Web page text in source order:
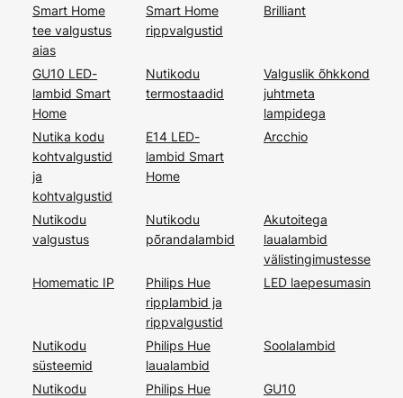
Smart Home
tee valgustus
aias
Smart Home
rippvalgustid
Brilliant
GU10 LED-
lambid Smart
Home
Nutikodu
termostaadid
Valguslik õhkkond
juhtmeta
lampidega
Nutika kodu
kohtvalgustid
ja
kohtvalgustid
E14 LED-
lambid Smart
Home
Arcchio
Nutikodu
valgustus
Nutikodu
põrandalambid
Akutoitega
laualambid
välistingimustesse
Homematic IP
Philips Hue
ripplambid ja
rippvalgustid
LED laepesumasin
Nutikodu
süsteemid
Philips Hue
laualambid
Soolalambid
Nutikodu
Philips Hue
GU10